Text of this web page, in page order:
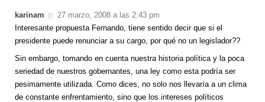
karinam
27 marzo, 2008 a las 2:43 pm
Interesante propuesta Fernando, tiene sentido decir que si el
presidente puede renunciar a su cargo, por qué no un legislador??
Sin embargo, tomando en cuenta nuestra historia política y la poca
seriedad de nuestros gobernantes, una ley como esta podría ser
pesimamente utilizada. Como dices, no solo nos llevaría a un clima
de constante enfrentamiento, sino que los intereses políticos